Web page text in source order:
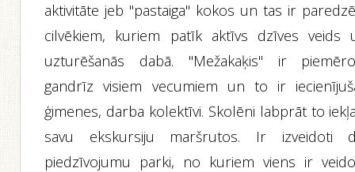
aktivitāte jeb "pastaiga" kokos un tas ir
cilvēkiem, kuriem patīk aktīvs dzīves veids
uzturēšanās dabā. "Mežakaķis" ir
gandrīz visiem vecumiem un to ir
ģimenes, darba kolektīvi. Skolēni labprāt to
savu ekskursiju maršrutos. Ir izveidoti
piedzīvojumu parki, no kuriem viens ir